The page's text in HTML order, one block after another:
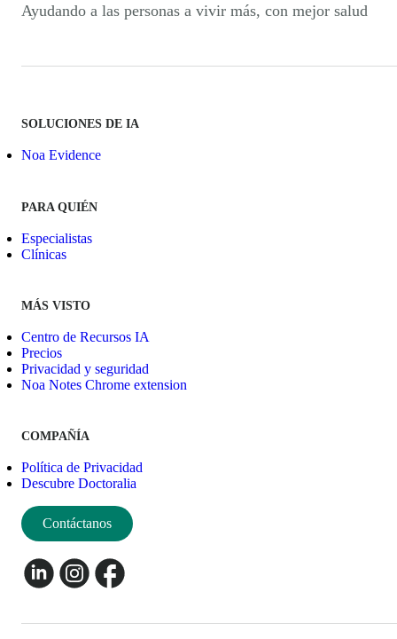
Ayudando a las personas a vivir más, con mejor salud
SOLUCIONES DE IA
Noa Evidence
PARA QUIÉN
Especialistas
Clínicas
MÁS VISTO
Centro de Recursos IA
Precios
Privacidad y seguridad
Noa Notes Chrome extension
COMPAÑÍA
Política de Privacidad
Descubre Doctoralia
Contáctanos